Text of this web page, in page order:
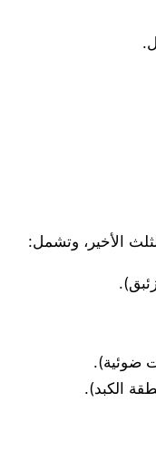
الأخير، وتشمل:
ضوئية).
الكبد).